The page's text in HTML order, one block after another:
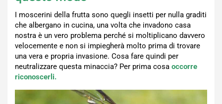
I moscerini della frutta sono quegli insetti per nulla graditi
che albergano in cucina, una volta che invadono casa
nostra è un vero problema perché si moltiplicano davvero
velocemente e non si impiegherà molto prima di trovare
una vera e propria invasione. Cosa fare quindi per
neutralizzare questa minaccia? Per prima cosa occorre
riconoscerli.